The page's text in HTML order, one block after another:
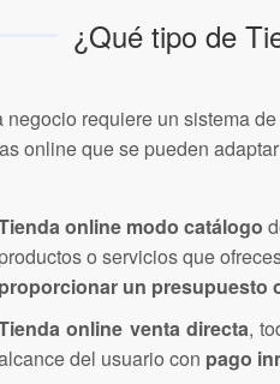
¿Qué tipo de
negocio requiere un sistema
online que se pueden
online modo catálogo
productos o servicios que
proporcionar un presupuesto
online venta directa,
del usuario con pago